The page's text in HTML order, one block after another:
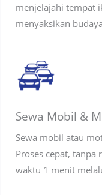
menjelajahi tempat
menyaksikan
Sewa Mobil &
Sewa mobil atau
Proses cepat,
waktu 1 menit